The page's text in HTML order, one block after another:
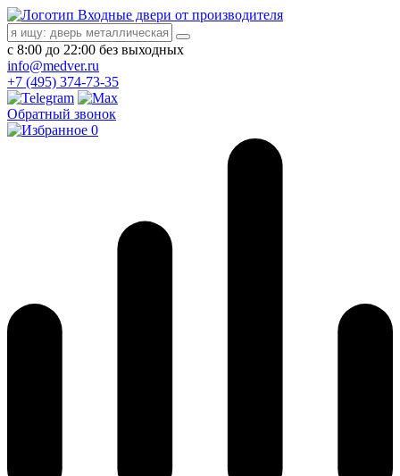
Входные двери от производителя
с 8:00 до 22:00 без выходных
info@medver.ru
+7 (495) 374-73-35
Обратный звонок
0